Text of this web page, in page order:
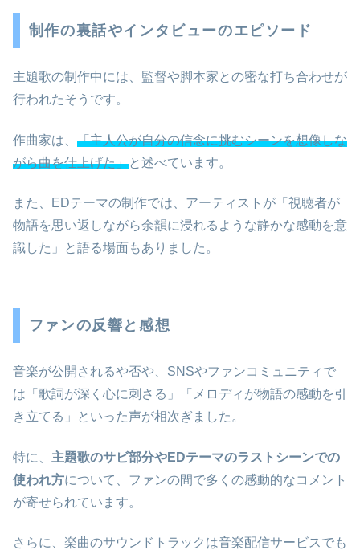
制作の裏話やインタビューのエピソード
主題歌の制作中には、監督や脚本家との密な打ち合わせが
行われたそうです。
作曲家は、 「主人公が自分の信念に挑むシーンを想像しな
がら曲を仕上げた」と述べています。
また、EDテーマの制作では、アーティストが「視聴者が
物語を思い返しながら余韻に浸れるような静かな感動を意
識した」と語る場面もありました。
ファンの反響と感想
音楽が公開されるや否や、SNSやファンコミュニティで
は「歌詞が深く心に刺さる」「メロディが物語の感動を引
き立てる」といった声が相次ぎました。
特に、 主題歌のサビ部分やEDテーマのラストシーンでの
使われ方について、ファンの間で多くの感動的なコメント
が寄せられています。
さらに、楽曲のサウンドトラックは音楽配信サービスでも